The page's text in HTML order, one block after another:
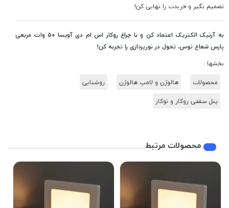
تصمیم بگیر و خریدت را نهایی کن!
به آرنیک الکتریک اعتماد کن و با چراغ روکار اس ام دی آویسا ۵۰ وات مربعی
پارس شعاع توس، تحول در نورپردازی را تجربه کن!
بخشها :
محصولات
هالوژن و لامپ هالوژن
روشنایی
پنل سقفی روکار و توکار
محصولات مرتبط